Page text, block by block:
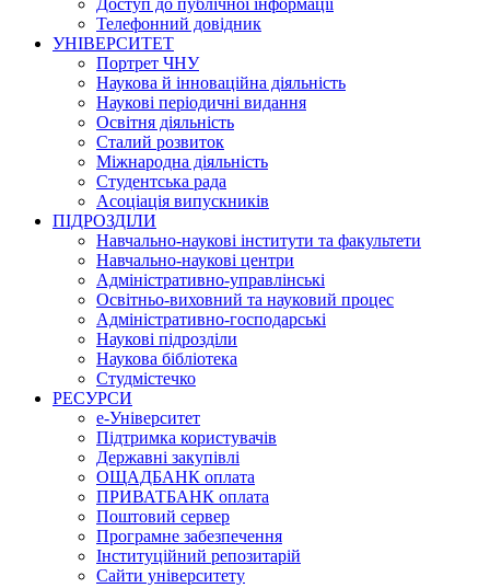
Телефонний довідник
УНІВЕРСИТЕТ
Портрет ЧНУ
Наукова й інноваційна діяльність
Наукові періодичні видання
Освітня діяльність
Сталий розвиток
Міжнародна діяльність
Студентська рада
Асоціація випускників
ПІДРОЗДІЛИ
Навчально-наукові інститути та факультети
Навчально-наукові центри
Адміністративно-управлінські
Освітньо-виховний та науковий процес
Адміністративно-господарські
Наукові підрозділи
Наукова бібліотека
Студмістечко
РЕСУРСИ
е-Університет
Підтримка користувачів
Державні закупівлі
ОЩАДБАНК оплата
ПРИВАТБАНК оплата
Поштовий сервер
Програмне забезпечення
Інституційний репозитарій
Сайти університету